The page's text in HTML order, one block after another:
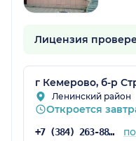
Лицензия
г Кемерово, б-р
Ленинский район
Откроется
+7 (384) 263-88-03